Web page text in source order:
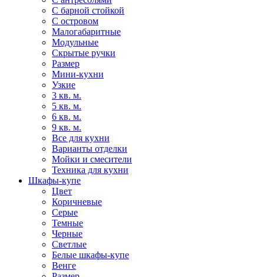
С барной стойкой
С островом
Малогабаритные
Модульные
Скрытые ручки
Размер
Мини-кухни
Узкие
3 кв. м.
5 кв. м.
6 кв. м.
9 кв. м.
Все для кухни
Варианты отделки
Мойки и смесители
Техника для кухни
Шкафы-купе
Цвет
Коричневые
Серые
Темные
Черные
Светлые
Белые шкафы-купе
Венге